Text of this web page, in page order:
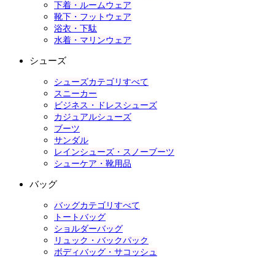
下着・ルームウェア
靴下・フットウェア
浴衣・下駄
水着・マリンウェア
シューズ
シューズカテゴリすべて
スニーカー
ビジネス・ドレスシューズ
カジュアルシューズ
ブーツ
サンダル
レインシューズ・スノーブーツ
シューケア・靴用品
バッグ
バッグカテゴリすべて
トートバッグ
ショルダーバッグ
リュック・バックパック
ボディバッグ・サコッシュ